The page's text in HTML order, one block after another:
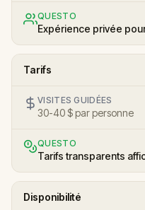
QUESTO
Expérience privée
Tarifs
VISITES GUIDÉES
30-40 $ par personne
QUESTO
Tarifs transparents
Disponibilité